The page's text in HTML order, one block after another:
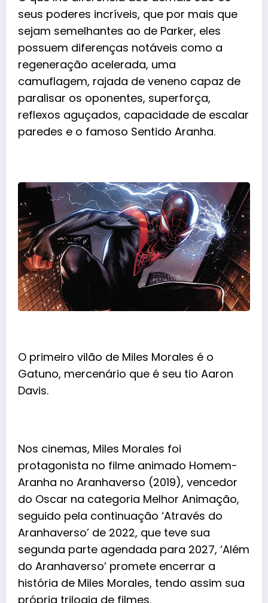
seus poderes incríveis, que por mais que
sejam semelhantes ao de Parker, eles
possuem diferenças notáveis como a
regeneração acelerada, uma
camuflagem, rajada de veneno capaz de
paralisar os oponentes, superforça,
reflexos aguçados, capacidade de escalar
paredes e o famoso Sentido Aranha.
O primeiro vilão de Miles Morales é o
Gatuno, mercenário que é seu tio Aaron
Davis.
Nos cinemas, Miles Morales foi
protagonista no filme animado Homem-
Aranha no Aranhaverso (2019), vencedor
do Oscar na categoria Melhor Animação,
seguido pela continuação ‘Através do
Aranhaverso’ de 2022, que teve sua
segunda parte agendada para 2027, ‘Além
do Aranhaverso’ promete encerrar a
história de Miles Morales, tendo assim sua
própria trilogia de filmes.